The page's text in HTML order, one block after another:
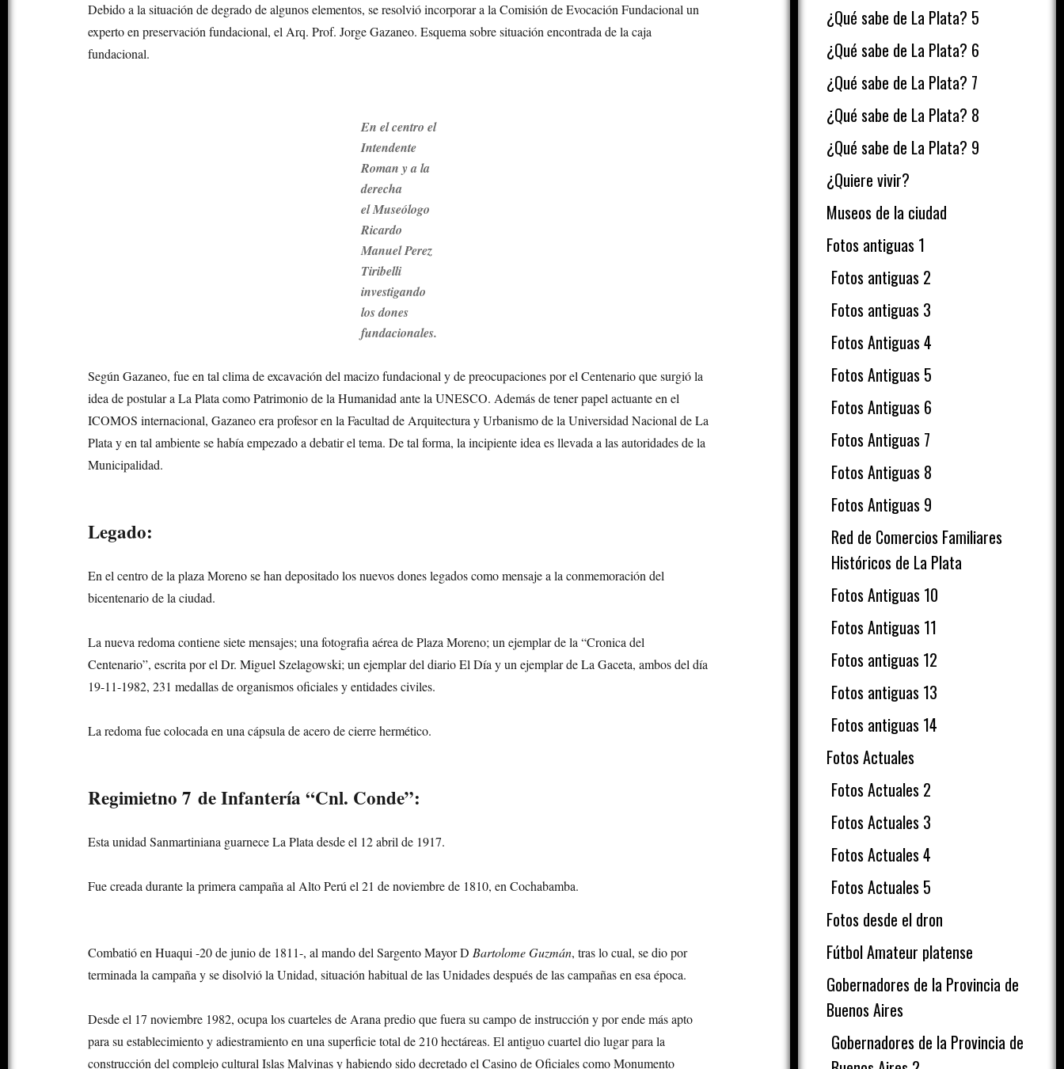
Debido a la situación de degrado de algunos elementos, se resolvió incorporar a la Comisión de Evocación Fundacional un
experto en preservación fundacional, el Arq. Prof. Jorge Gazaneo. Esquema sobre situación encontrada de la caja
fundacional.
En el centro el
Intendente
Roman y a la
derecha
el Museólogo
Ricardo
Manuel Perez
Tiribelli
investigando
los dones
fundacionales.
Según Gazaneo, fue en tal clima de excavación del macizo fundacional y de preocupaciones por el Centenario que surgió la
idea de postular a La Plata como Patrimonio de la Humanidad ante la UNESCO. Además de tener papel actuante en el
ICOMOS internacional, Gazaneo era profesor en la Facultad de Arquitectura y Urbanismo de la Universidad Nacional de La
Plata y en tal ambiente se había empezado a debatir el tema. De tal forma, la incipiente idea es llevada a las autoridades de la
Municipalidad.
Legado:
En el centro de la plaza Moreno se han depositado los nuevos dones legados como mensaje a la conmemoración del
bicentenario de la ciudad.
La nueva redoma contiene siete mensajes; una fotografia aérea de Plaza Moreno; un ejemplar de la “Cronica del
Centenario”, escrita por el Dr. Miguel Szelagowski; un ejemplar del diario El Día y un ejemplar de La Gaceta, ambos del día
19-11-1982, 231 medallas de organismos oficiales y entidades civiles.
La redoma fue colocada en una cápsula de acero de cierre hermético.
Regimietno 7 de Infantería “Cnl. Conde”:
Esta unidad Sanmartiniana guarnece La Plata desde el 12 abril de 1917.
Fue creada durante la primera campaña al Alto Perú el 21 de noviembre de 1810, en Cochabamba.
Combatió en Huaqui -20 de junio de 1811-, al mando del Sargento Mayor D Bartolome Guzmán, tras lo cual, se dio por
terminada la campaña y se disolvió la Unidad, situación habitual de las Unidades después de las campañas en esa época.
Desde el 17 noviembre 1982, ocupa los cuarteles de Arana predio que fuera su campo de instrucción y por ende más apto
para su establecimiento y adiestramiento en una superficie total de 210 hectáreas. El antiguo cuartel dio lugar para la
construcción del complejo cultural Islas Malvinas y habiendo sido decretado el Casino de Oficiales como Monumento
¿Qué sabe de La Plata? 5
¿Qué sabe de La Plata? 6
¿Qué sabe de La Plata? 7
¿Qué sabe de La Plata? 8
¿Qué sabe de La Plata? 9
¿Quiere vivir?
Museos de la ciudad
Fotos antiguas 1
Fotos antiguas 2
Fotos antiguas 3
Fotos Antiguas 4
Fotos Antiguas 5
Fotos Antiguas 6
Fotos Antiguas 7
Fotos Antiguas 8
Fotos Antiguas 9
Red de Comercios Familiares
Históricos de La Plata
Fotos Antiguas 10
Fotos Antiguas 11
Fotos antiguas 12
Fotos antiguas 13
Fotos antiguas 14
Fotos Actuales
Fotos Actuales 2
Fotos Actuales 3
Fotos Actuales 4
Fotos Actuales 5
Fotos desde el dron
Fútbol Amateur platense
Gobernadores de la Provincia de
Buenos Aires
Gobernadores de la Provincia de